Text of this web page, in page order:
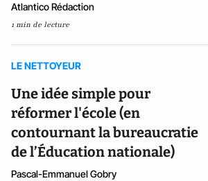
Atlantico Rédaction
1 min de lecture
LE NETTOYEUR
Une idée simple pour
réformer l'école (en
contournant la bureaucratie
de l’Éducation nationale)
Pascal-Emmanuel Gobry